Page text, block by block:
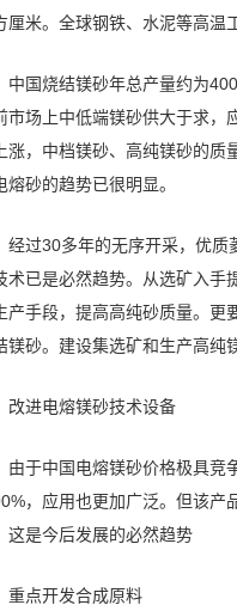
厘米。全球钢铁、水泥等高温
中国烧结镁砂年总产量约为
市场上中低端镁砂供大于求
涨，中档镁砂、高纯镁砂的质
熔砂的趋势已很明显。
经过30多年的无序开采，优质
术已是必然趋势。从选矿入手
产手段，提高高纯砂质量。更
镁砂。建设集选矿和生产高纯
改进电熔镁砂技术设备
由于中国电熔镁砂价格极具竞
，应用也更加广泛。但该产
这是今后发展的必然趋势
重点开发合成原料